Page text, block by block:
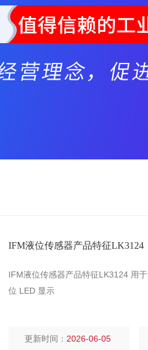
IFM液位传感器产品特征LK3124
IFM液位传感器产品特征LK3124 用
位 LED 显示
更新时间： 2026-06-05